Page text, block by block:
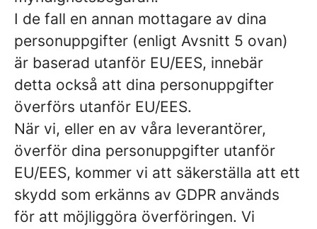
I de fall en annan mottagare av dina
personuppgifter (enligt Avsnitt 5 ovan)
är baserad utanför EU/EES, innebär
detta också att dina personuppgifter
överförs utanför EU/EES.
När vi, eller en av våra leverantörer,
överför dina personuppgifter utanför
EU/EES, kommer vi att säkerställa att ett
skydd som erkänns av GDPR används
för att möjliggöra överföringen. Vi